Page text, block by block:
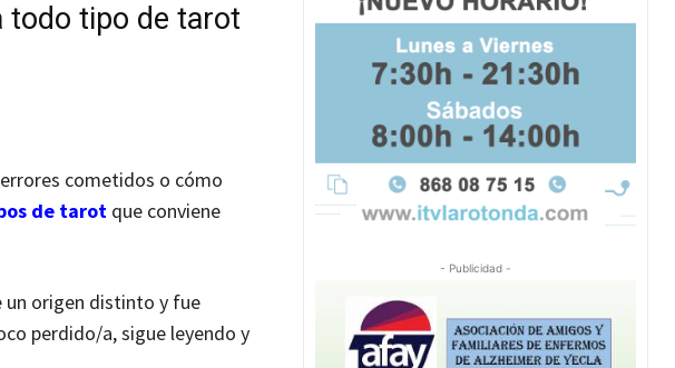
todo tipo de tarot
cometidos o cómo
de tarot que conviene
un origen distinto y fue
perdido/a, sigue leyendo y
- Publicidad -